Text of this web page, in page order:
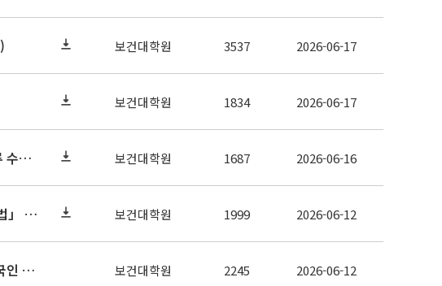
보건대학원 3537 2026-06-17
보건대학원 1834 2026-06-17
[혁신융합대학사업 차세대반도체분야] 2026학년도 포항공과대학교 2학기 교류 수학 안내 보건대학원 1687 2026-06-16
2026년도 제3차 「찾아가는 연구자 교육: 생명윤리법 및 IRB 심의의뢰서 작성법」 교육 안내 보건대학원 1999 2026-06-12
Tutoring Program for International Students(2026학년도 여름방학 외국인 글쓰기지도 프로그램) 보건대학원 2245 2026-06-12